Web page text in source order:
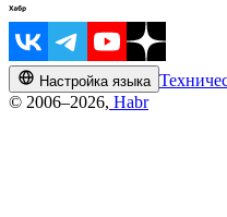
Настройка языка
© 2006–2026, Habr